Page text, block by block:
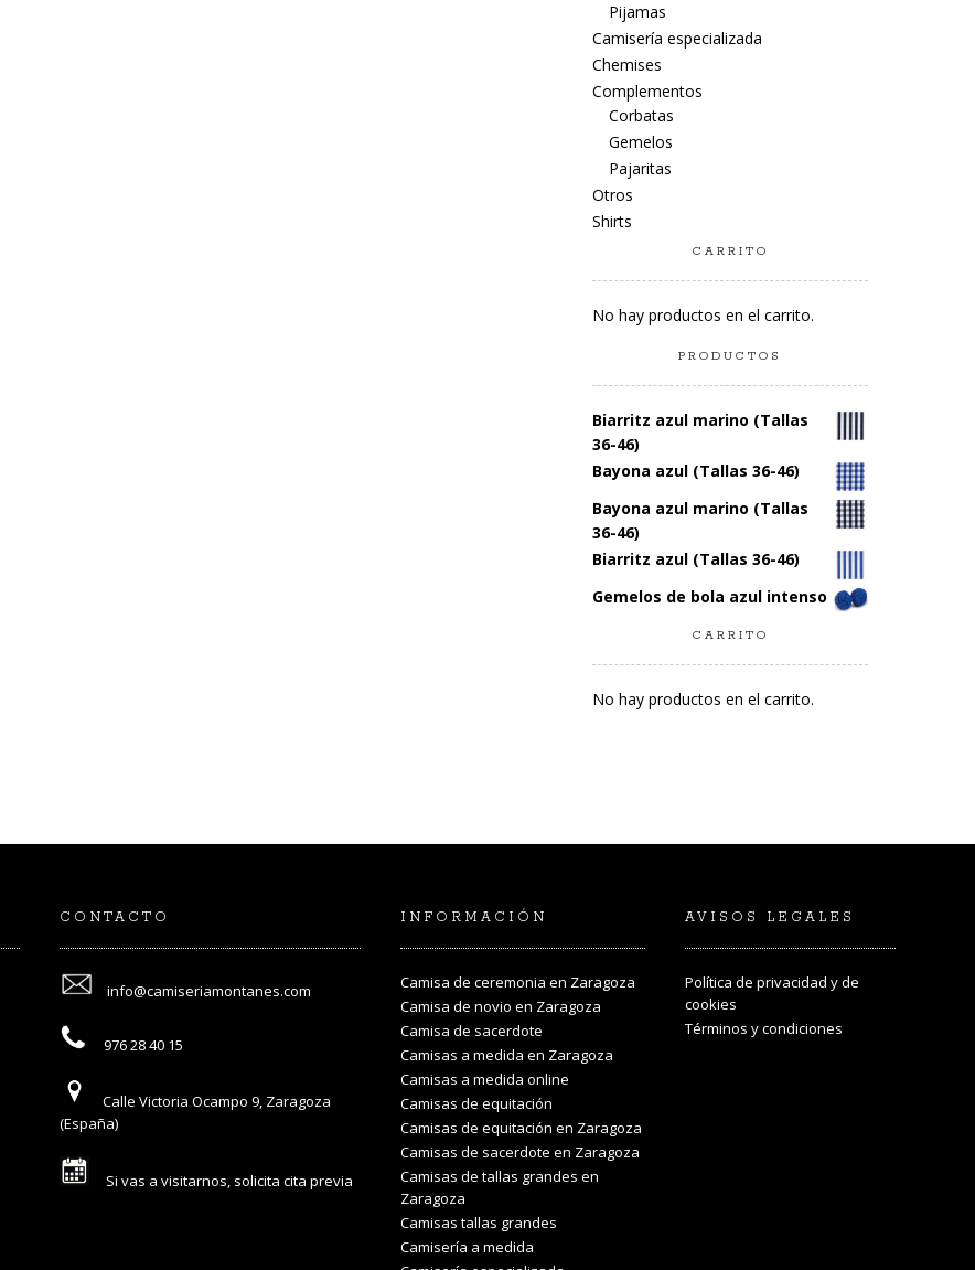
Pijamas
Camisería especializada
Chemises
Complementos
Corbatas
Gemelos
Pajaritas
Otros
Shirts
CARRITO
No hay productos en el carrito.
PRODUCTOS
Biarritz azul marino (Tallas
36-46)
Bayona azul (Tallas 36-46)
Bayona azul marino (Tallas
36-46)
Biarritz azul (Tallas 36-46)
Gemelos de bola azul intenso
CARRITO
No hay productos en el carrito.
CONTACTO
info@camiseriamontanes.com
976 28 40 15
Calle Victoria Ocampo 9, Zaragoza
(España)
Si vas a visitarnos, solicita cita previa
INFORMACIÓN
Camisa de ceremonia en Zaragoza
Camisa de novio en Zaragoza
Camisa de sacerdote
Camisas a medida en Zaragoza
Camisas a medida online
Camisas de equitación
Camisas de equitación en Zaragoza
Camisas de sacerdote en Zaragoza
Camisas de tallas grandes en
Zaragoza
Camisas tallas grandes
Camisería a medida
AVISOS LEGALES
Política de privacidad y de
cookies
Términos y condiciones